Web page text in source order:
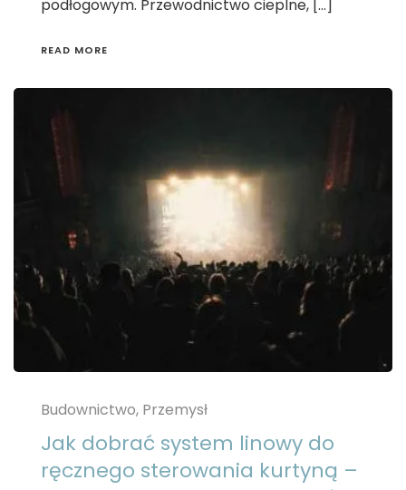
podłogowym. Przewodnictwo cieplne, […]
READ MORE
Budownictwo, Przemysł
Jak dobrać system linowy do
ręcznego sterowania kurtyną –